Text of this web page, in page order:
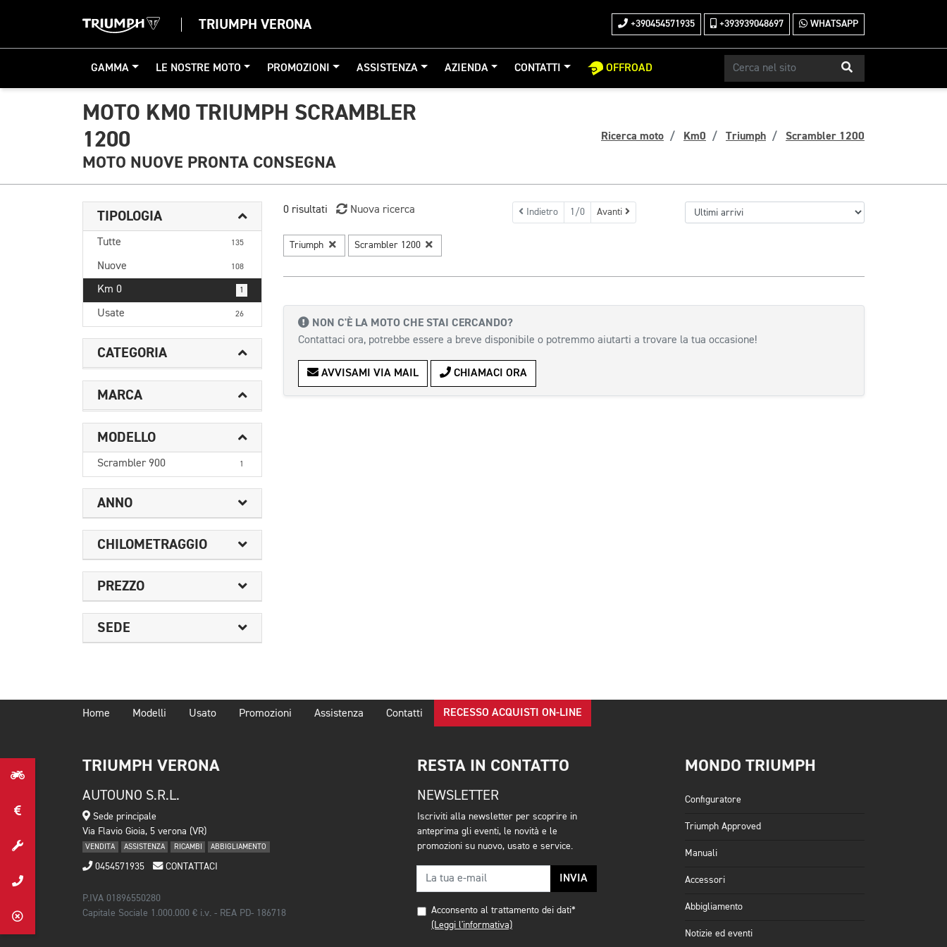
TRIUMPH VERONA +390454571935 +393939048697 WHATSAPP
GAMMA LE NOSTRE MOTO PROMOZIONI ASSISTENZA AZIENDA CONTATTI OFFROAD
MOTO KM0 TRIUMPH SCRAMBLER
1200
MOTO NUOVE PRONTA CONSEGNA
Ricerca moto Km0 Triumph Scrambler 1200
TIPOLOGIA
Tutte 135
Nuove 108
Km 0 1
Usate 26
CATEGORIA
MARCA
MODELLO
Scrambler 900 1
ANNO
CHILOMETRAGGIO
PREZZO
SEDE
0 risultati Nuova ricerca Indietro 1/0 Avanti
Triumph Scrambler 1200
NON C'È LA MOTO CHE STAI CERCANDO?
Contattaci ora, potrebbe essere a breve disponibile o potremmo aiutarti a trovare la tua occasione!
AVVISAMI VIA MAIL CHIAMACI ORA
Home Modelli Usato Promozioni Assistenza Contatti RECESSO ACQUISTI ON-LINE
TRIUMPH VERONA
AUTOUNO S.R.L.
Sede principale
Via Flavio Gioia, 5 verona (VR)
VENDITA ASSISTENZA RICAMBI ABBIGLIAMENTO
0454571935 CONTATTACI
P.IVA 01896550280
Capitale Sociale 1.000.000 € i.v. - REA PD- 186718
RESTA IN CONTATTO
NEWSLETTER
Iscriviti alla newsletter per scoprire in
anteprima gli eventi, le novità e le
promozioni su nuovo, usato e service.
INVIA
Acconsento al trattamento dei dati*
(Leggi l'informativa)
MONDO TRIUMPH
Configuratore
Triumph Approved
Manuali
Accessori
Abbigliamento
Notizie ed eventi